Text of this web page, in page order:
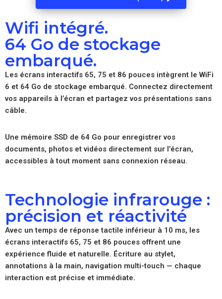
Wifi intégré.
64 Go de stockage
embarqué.
Les écrans interactifs 65, 75 et 86 pouces intègrent le WiFi
6 et 64 Go de stockage embarqué. Connectez directement
vos appareils à l’écran et partagez vos présentations sans
câble.
Une mémoire SSD de 64 Go pour enregistrer vos
documents, photos et vidéos directement sur l’écran,
accessibles à tout moment sans connexion réseau.
Technologie infrarouge :
précision et réactivité
Avec un temps de réponse tactile inférieur à 10 ms, les
écrans interactifs 65, 75 et 86 pouces offrent une
expérience fluide et naturelle. Écriture au stylet,
annotations à la main, navigation multi-touch — chaque
interaction est précise et immédiate.